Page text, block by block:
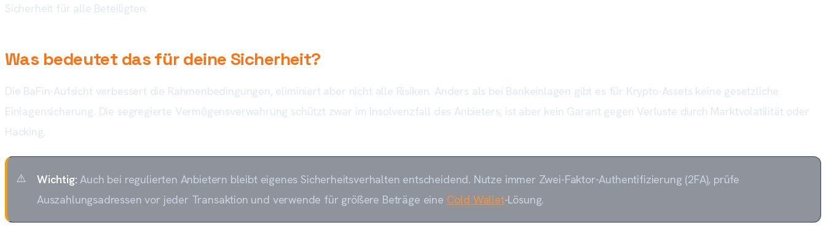
Sicherheit für alle Beteiligten.
Was bedeutet das für deine Sicherheit?
Die BaFin-Aufsicht verbessert die Rahmenbedingungen, eliminiert aber nicht alle Risiken. Anders als bei Bankeinlagen gibt es für Krypto-Assets keine gesetzliche
Einlagensicherung. Die segregierte Vermögensverwahrung schützt zwar im Insolvenzfall des Anbieters, ist aber kein Garant gegen Verluste durch Marktvolatilität oder
Hacking.
Wichtig: Auch bei regulierten Anbietern bleibt eigenes Sicherheitsverhalten entscheidend. Nutze immer Zwei-Faktor-Authentifizierung (2FA), prüfe
Auszahlungsadressen vor jeder Transaktion und verwende für größere Beträge eine Cold Wallet-Lösung.